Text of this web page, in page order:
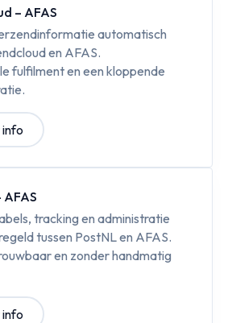
– AFAS
automatisch
en AFAS.
fulfilment en een kloppende
AFAS
tracking en administratie
tussen PostNL en AFAS.
en zonder handmatig